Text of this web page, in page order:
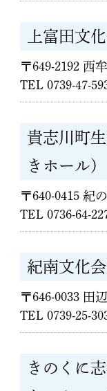
上富田文
〒649-2192 西
TEL 0739-47-
貴志川町
きホール)
〒640-0415 紀
TEL 0736-64-
紀南文化
〒646-0033 田
TEL 0739-25-
きのくに